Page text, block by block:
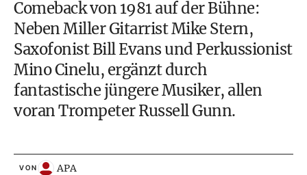
Comeback von 1981 auf der Bühne:
Neben Miller Gitarrist Mike Stern,
Saxofonist Bill Evans und Perkussionist
Mino Cinelu, ergänzt durch
fantastische jüngere Musiker, allen
voran Trompeter Russell Gunn.
VON APA